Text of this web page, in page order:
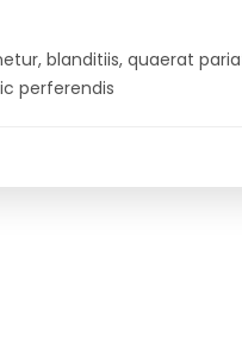
blanditiis, quaerat
perferendis